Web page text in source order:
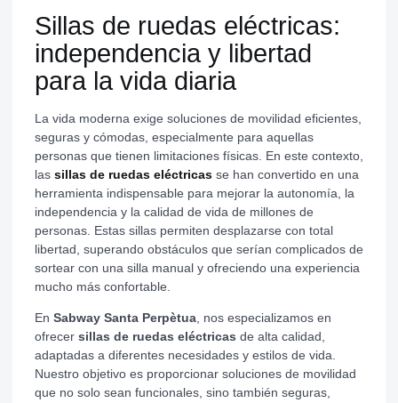
Sillas de ruedas eléctricas:
independencia y libertad
para la vida diaria
La vida moderna exige soluciones de movilidad eficientes,
seguras y cómodas, especialmente para aquellas
personas que tienen limitaciones físicas. En este contexto,
las sillas de ruedas eléctricas se han convertido en una
herramienta indispensable para mejorar la autonomía, la
independencia y la calidad de vida de millones de
personas. Estas sillas permiten desplazarse con total
libertad, superando obstáculos que serían complicados de
sortear con una silla manual y ofreciendo una experiencia
mucho más confortable.
En Sabway Santa Perpètua, nos especializamos en
ofrecer sillas de ruedas eléctricas de alta calidad,
adaptadas a diferentes necesidades y estilos de vida.
Nuestro objetivo es proporcionar soluciones de movilidad
que no solo sean funcionales, sino también seguras,